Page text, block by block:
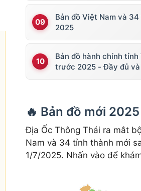
Bản đồ Việt Nam và
2025
Bản đồ hành chính
trước 2025 - Đầy đủ
🔥 Bản đồ mới 2025
Địa Ốc Thông Thái ra mắt
Nam và 34 tỉnh thành mới
1/7/2025. Nhấn vào để